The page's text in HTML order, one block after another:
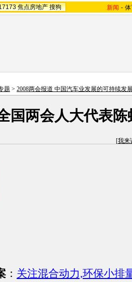
焦点房地产 搜狗 新闻 -
题 > 2008两会报道 中国汽车业发展的可持续发
国两会人大代表陈
[我来
： 关注混合动力,环保小排